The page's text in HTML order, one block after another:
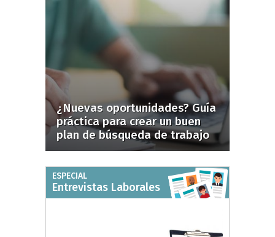
¿Nuevas oportunidades? Guía
práctica para crear un buen
plan de búsqueda de trabajo
ESPECIAL
Entrevistas Laborales